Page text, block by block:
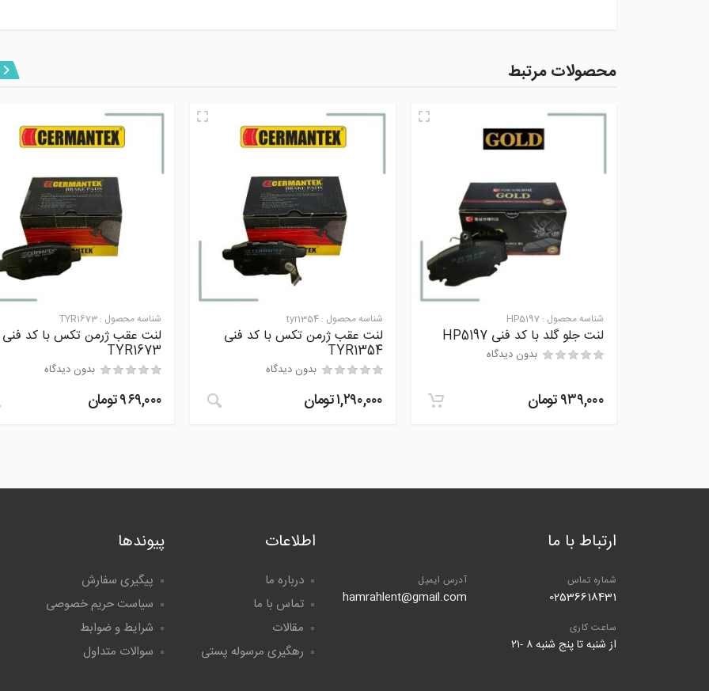
محصولات مرتبط
شناسه محصول : HP5197
لنت جلو گلد با کد فنی HP5197
بدون دیدگاه
۹۳۹,۰۰۰تومان
شناسه محصول :tyr1354
لنت عقب ژرمن تکس با کد فنی
TYR1354
بدون دیدگاه
۱,۲۹۰,۰۰۰تومان
شناسه محصول : TYR1673
لنت عقب ژرمن تکس با کد فنی
TYR1673
بدون دیدگاه
۹۶۹,۰۰۰تومان
ارتباط با ما
شماره تماس
02536618431
آدرس ایمیل
hamrahlent@gmail.com
ساعت کاری
از شنبه تا پنج شنبه ۸ -۲۱
اطلاعات
درباره ما
تماس با ما
مقالات
رهگیری مرسوله پستی
پیوندها
پیگیری سفارش
سیاست حریم خصوصی
شرایط و ضوابط
سوالات متداول